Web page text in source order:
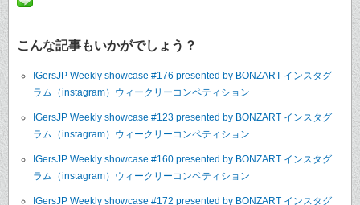
こんな記事もいかがでしょう？
IGersJP Weekly showcase #176 presented by BONZART インスタグ
ラム（instagram）ウィークリーコンペティション
IGersJP Weekly showcase #123 presented by BONZART インスタグ
ラム（instagram）ウィークリーコンペティション
IGersJP Weekly showcase #160 presented by BONZART インスタグ
ラム（instagram）ウィークリーコンペティション
IGersJP Weekly showcase #172 presented by BONZART インスタグ